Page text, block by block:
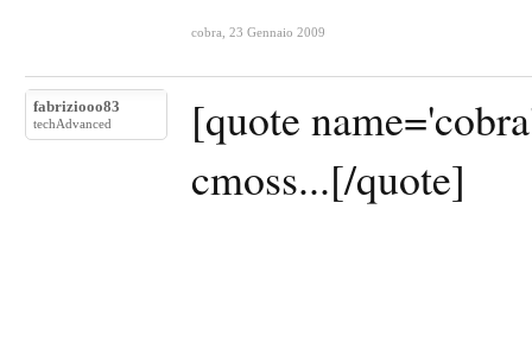
cobra 23 Gennaio 2009
fabriziooo83
techAdvanced
[quote
cmoss...[/quote]